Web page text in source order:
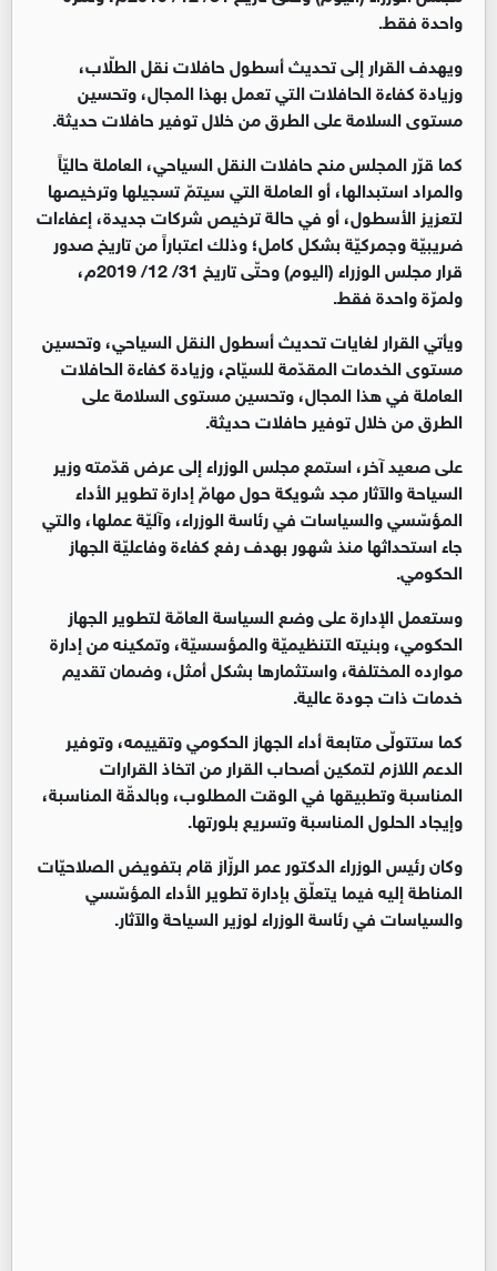
واحدة فقط.
ويهدف القرار إلى تحديث أسطول حافلات نقل الطلّاب،
وزيادة كفاءة الحافلات التي تعمل بهذا المجال، وتحسين
مستوى السلامة على الطرق من خلال توفير حافلات حديثة.
كما قرّر المجلس منح حافلات النقل السياحي، العاملة حاليّاً
والمراد استبدالها، أو العاملة التي سيتمّ تسجيلها وترخيصها
لتعزيز الأسطول، أو في حالة ترخيص شركات جديدة، إعفاءات
ضريبيّة وجمركيّة بشكل كامل؛ وذلك اعتباراً من تاريخ صدور
قرار مجلس الوزراء (اليوم) وحتّى تاريخ 31/ 12/ 2019م،
ولمرّة واحدة فقط.
ويأتي القرار لغايات تحديث أسطول النقل السياحي، وتحسين
مستوى الخدمات المقدّمة للسيّاح، وزيادة كفاءة الحافلات
العاملة في هذا المجال، وتحسين مستوى السلامة على
الطرق من خلال توفير حافلات حديثة.
على صعيد آخر، استمع مجلس الوزراء إلى عرض قدّمته وزير
السياحة والآثار مجد شويكة حول مهامّ إدارة تطوير الأداء
المؤسّسي والسياسات في رئاسة الوزراء، وآليّة عملها، والتي
جاء استحداثها منذ شهور بهدف رفع كفاءة وفاعليّة الجهاز
الحكومي.
وستعمل الإدارة على وضع السياسة العامّة لتطوير الجهاز
الحكومي، وبنيته التنظيميّة والمؤسسيّة، وتمكينه من إدارة
موارده المختلفة، واستثمارها بشكل أمثل، وضمان تقديم
خدمات ذات جودة عالية.
كما ستتولّى متابعة أداء الجهاز الحكومي وتقييمه، وتوفير
الدعم اللازم لتمكين أصحاب القرار من اتخاذ القرارات
المناسبة وتطبيقها في الوقت المطلوب، وبالدقّة المناسبة،
وإيجاد الحلول المناسبة وتسريع بلورتها.
وكان رئيس الوزراء الدكتور عمر الرزّاز قام بتفويض الصلاحيّات
المناطة إليه فيما يتعلّق بإدارة تطوير الأداء المؤسّسي
والسياسات في رئاسة الوزراء لوزير السياحة والآثار.